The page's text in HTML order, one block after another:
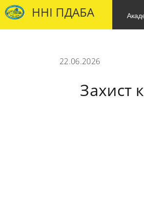
ННІ ПДАБА
22.06.2026
Захист